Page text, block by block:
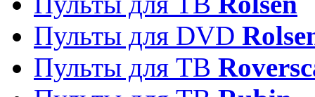
Пульты для DVD
Пульты для ТВ